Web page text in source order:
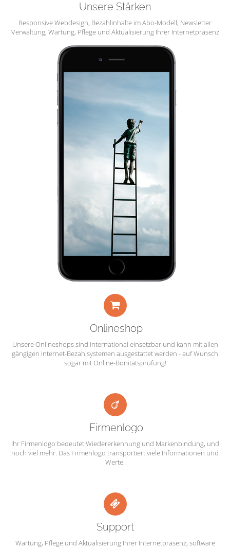
Unsere Stärken
Responsive Webdesign, Bezahlinhalte im Abo-Modell, Newsletter
Verwaltung, Wartung, Pflege und Aktualisierung Ihrer Internetpräsenz
Onlineshop
Unsere Onlineshops sind international einsetzbar und kann mit allen
gängigen Internet-Bezahlsystemen ausgestattet werden - auf Wunsch
sogar mit Online-Bonitätsprüfung!
Firmenlogo
Ihr Firmenlogo bedeutet Wiedererkennung und Markenbindung, und
noch viel mehr. Das Firmenlogo transportiert viele Informationen und
Werte.
Support
Wartung, Pflege und Aktualisierung Ihrer Internetpräsenz, software